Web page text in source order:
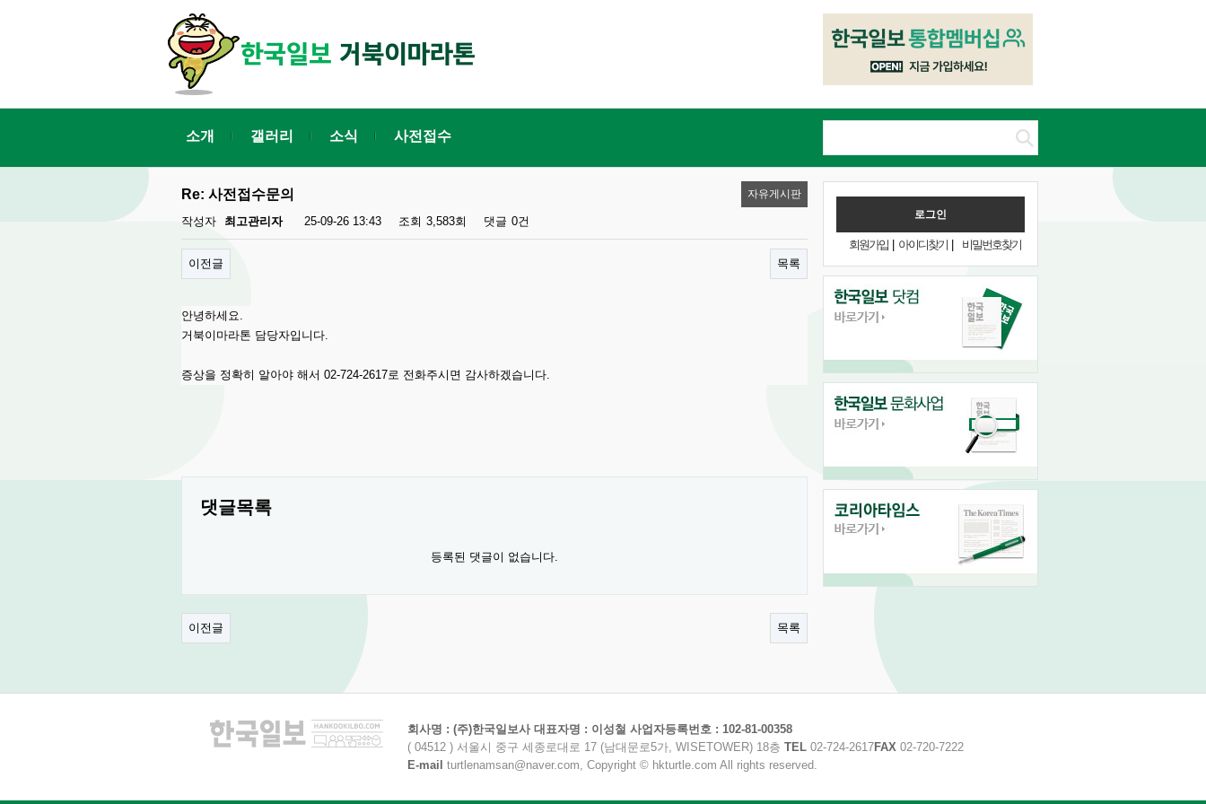
소개 갤러리 소식 사전접수
회원가입| 아이디찾기 비밀번호찾기
자유게시판
Re: 사전접수문의
작성자 최고관리자 25-09-26 13:43 조회 3,583회 댓글 0건
이전글 목록
안녕하세요.
거북이마라톤 담당자입니다.
증상을 정확히 알아야 해서 02-724-2617로 전화주시면 감사하겠습니다.
댓글목록
등록된 댓글이 없습니다.
이전글 목록
회사명 : (주)한국일보사 대표자명 : 이성철 사업자등록번호 : 102-81-00358
( 04512 ) 서울시 중구 세종로대로 17 (남대문로5가, WISETOWER) 18층 TEL 02-724-2617FAX 02-720-7222
E-mail turtlenamsan@naver.com, Copyright © hkturtle.com All rights reserved.